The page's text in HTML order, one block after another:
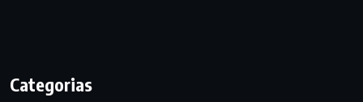
Categorias